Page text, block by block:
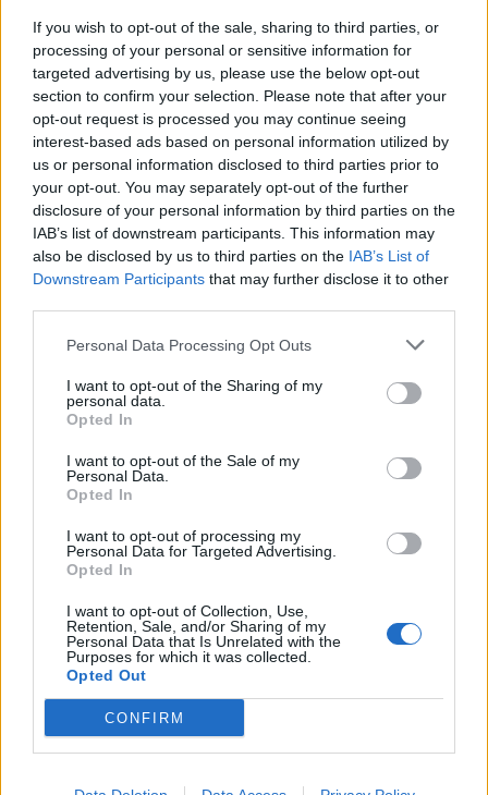
If you wish to opt-out of the sale, sharing to third parties, or
processing of your personal or sensitive information for
targeted advertising by us, please use the below opt-out
section to confirm your selection. Please note that after your
opt-out request is processed you may continue seeing
interest-based ads based on personal information utilized by
us or personal information disclosed to third parties prior to
your opt-out. You may separately opt-out of the further
disclosure of your personal information by third parties on the
IAB’s list of downstream participants. This information may
also be disclosed by us to third parties on the IAB’s List of
Downstream Participants that may further disclose it to other
Personal Data Processing Opt Outs
I want to opt-out of the Sharing of my
personal data.
Opted In
I want to opt-out of the Sale of my
Personal Data.
Opted In
I want to opt-out of processing my
Personal Data for Targeted Advertising.
Opted In
I want to opt-out of Collection, Use,
Retention, Sale, and/or Sharing of my
Personal Data that Is Unrelated with the
Purposes for which it was collected.
Opted Out
CONFIRM
Υποβολή πρότασης συμμετοχής
Οι ενδιαφερόμενοι θα πρέπει να υποβάλλουν
σφραγισμένο Φάκελο Συμμετοχής (ιδιοχείρως ή
ταχυδρομικά ή με ταχυμεταφορά) στα Κεντρικά
Γραφεία της Αναπτυξιακής Πάρνωνα στο Λεωνίδιο
Αρκαδίας, Τ.Κ. 22300 μέχρι την 21/04/2025 και ώρα
16:00 με την επισήμανση «Να μην ανοιχθεί από την
ταχυδρομική υπηρεσία ή τη γραμματεία».
ένδειξη «Πρόσκληση Εκδήλωσης Ενδιαφέροντος για
υποβολή προτάσεων για τη σύναψη συμβάσεων
μίσθωσης έργου ιδιωτικού δικαίου στο πλαίσιο
«Στέγαση και Εργασία για τους αστέγους στο Νομό
Λακωνίας», και να πρωτοκολληθούν μέχρι την
προαναφερόμενη ημερομηνία και ώρα.
ημερομηνία και ώρα, θα αποκλείονται από τη
διαδικασία της αξιολόγησης.
Διαβάστε περισσότερες λεπτομέρειες